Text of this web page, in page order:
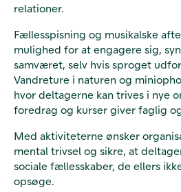
relationer.
Fællesspisning og musikalske
mulighed for at engagere sig,
samværet, selv hvis sproget
Vandreture i naturen og
hvor deltagerne kan trives i nye
foredrag og kurser giver faglig
Med aktiviteterne ønsker
mental trivsel og sikre, at
sociale fællesskaber, de ellers
opsøge.